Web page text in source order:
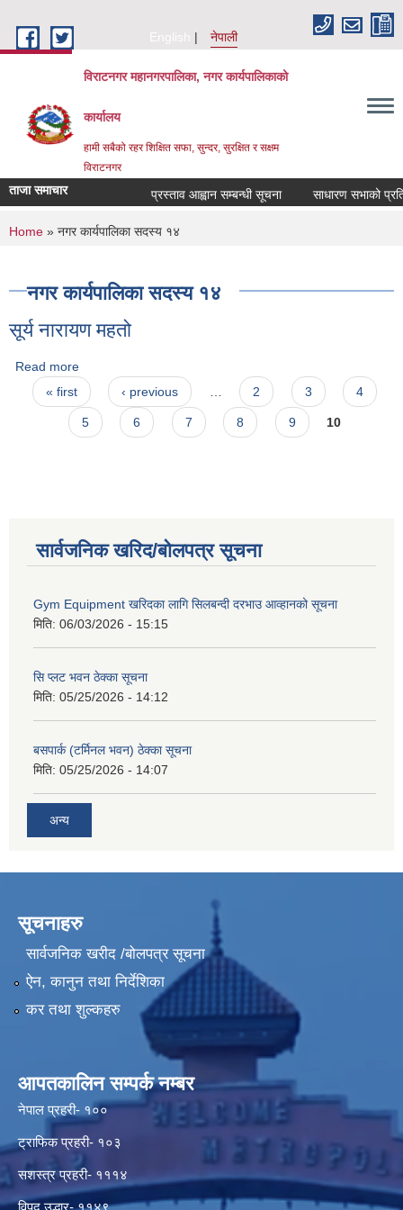
English
नेपाली
विराटनगर महानगरपालिका, नगर कार्यपालिकाको
कार्यालय
हामी सबैको रहर शिक्षित सफा, सुन्दर, सुरक्षित र सक्षम
विराटनगर
ताजा समाचार प्रस्ताव आह्वान सम्बन्धी सूचना साधारण सभाको
You are here
Home » नगर कार्यपालिका सदस्य १४
नगर कार्यपालिका सदस्य १४
सूर्य नारायण महतो
Read more
Pages
« first ‹ previous … 2 3 4
5 6 7 8 9 10
सार्वजनिक खरिद/बोलपत्र सूचना
Gym Equipment खरिदका लागि सिलबन्दी दरभाउ आव्हानको सूचना
मिति: 06/03/2026 - 15:15
सि प्लट भवन ठेक्का सूचना
मिति: 05/25/2026 - 14:12
बसपार्क (टर्मिनल भवन) ठेक्का सूचना
मिति: 05/25/2026 - 14:07
अन्य
सूचनाहरु
सार्वजनिक खरीद /बोलपत्र सूचना
ऐन, कानुन तथा निर्देशिका
कर तथा शुल्कहरु
आपतकालिन सम्पर्क नम्बर
नेपाल प्रहरी- १००
ट्राफिक प्रहरी- १०३
सशस्त्र प्रहरी- १११४